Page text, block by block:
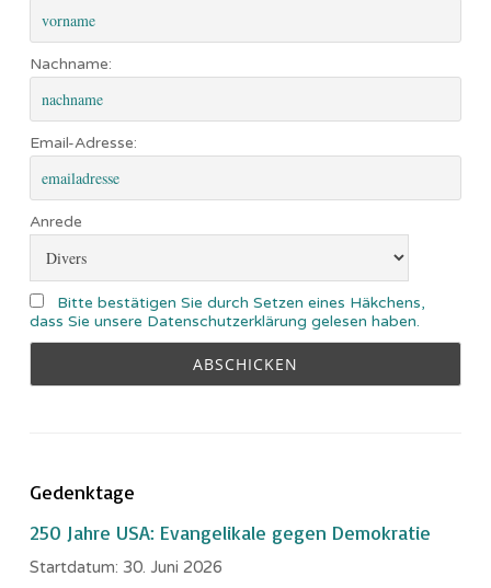
Nachname:
Email-Adresse:
Anrede
Bitte bestätigen Sie durch Setzen eines Häkchens,
dass Sie unsere Datenschutzerklärung gelesen haben.
Gedenktage
250 Jahre USA: Evangelikale gegen Demokratie
Startdatum: 30. Juni 2026